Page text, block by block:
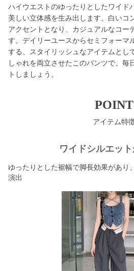
ハイウエストのゆったりとしたワイド
美しい立体感を生み出します。白いコ
アクセントとなり、カジュアルなコー
す。デイリーユースからセミフォーマ
する、スタイリッシュなアイテムとし
しゃれを両立させたこのパンツで、毎
トしましょう。
POINT
アイテム特
ワイドシルエッ
ゆったりとした裾幅で脚長効果があり
演出